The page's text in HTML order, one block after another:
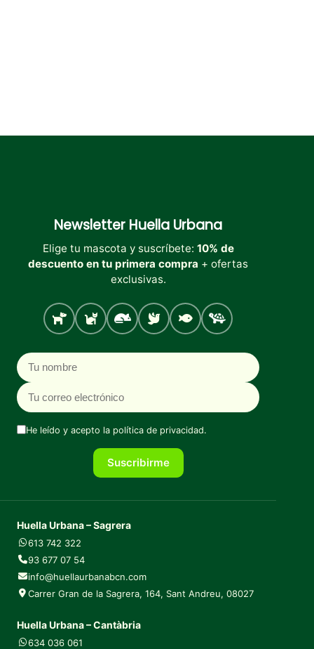
Newsletter Huella Urbana
Elige tu mascota y suscríbete: 10% de
descuento en tu primera compra + ofertas
exclusivas.
Perro Gato Roedores
Aves PecesTortugas
Nombre
Correo electrónico
He leído y acepto la política de privacidad.
Suscribirme
Huella Urbana – Sagrera
613 742 322
93 677 07 54
info@huellaurbanabcn.com
Carrer Gran de la Sagrera, 164, Sant Andreu, 08027
Huella Urbana – Cantàbria
634 036 061